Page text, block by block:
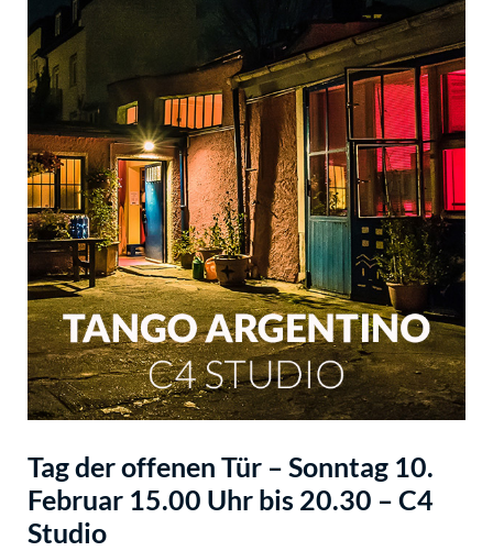
Tag der offenen Tür – Sonntag 10.
Februar 15.00 Uhr bis 20.30 – C4
Studio